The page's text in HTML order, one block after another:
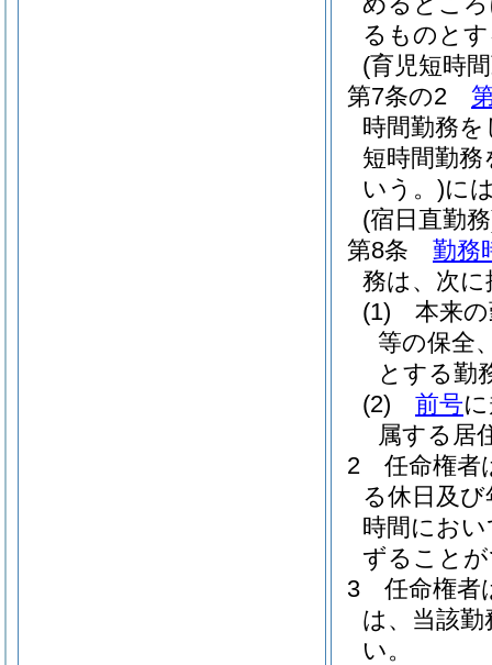
るものと
(育児短時
第7条の2
時間勤務
短時間勤
いう。)に
(宿日直勤
第8条
勤務
務は、次
(1)
本来
等の保全
とする勤
(2)
前号
属する居
2
任命権者
る休日及
時間にお
ずること
3
任命権者
は、当該
い。